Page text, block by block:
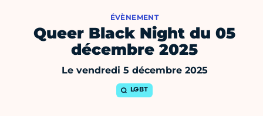
ÉVÈNEMENT
Queer Black Night du 05
décembre 2025
Le vendredi 5 décembre 2025
LGBT